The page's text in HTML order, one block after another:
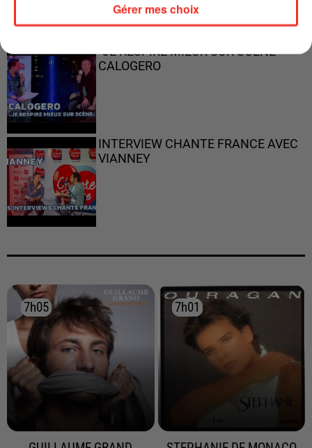
"JE RESPIRE MIEUX SUR SCÈNE" -
CALOGERO
INTERVIEW CHANTE FRANCE AVEC
VIANNEY
7h05
7h05 7h01
7h01
Gérer mes choix